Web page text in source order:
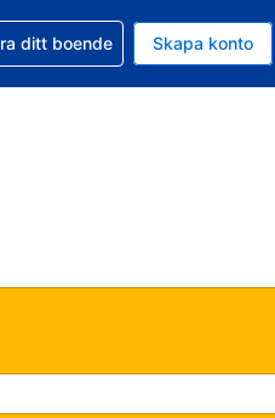
är Amerikanska dollar
språk är Svenska
din bokning
ditt boende Skapa konto